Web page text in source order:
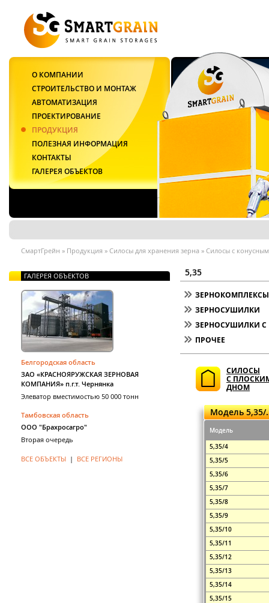
5,35
ЗЕРНОСУШИЛКИ
ЗЕРНОСУШИЛКИ С
ПРОЧЕЕ
СИЛОСЫ
С
ДНОМ
Модель 5,35/
Модель
5,35/4
5,35/5
5,35/6
5,35/7
5,35/8
5,35/9
5,35/10
5,35/11
5,35/12
5,35/13
5,35/14
5,35/15
ГАЛЕРЕЯ ОБЪЕКТОВ
Белгородская область
ЗАО «КРАСНОЯРУЖСКАЯ ЗЕРНОВАЯ
КОМПАНИЯ» п.г.т. Чернянка
Элеватор вместимостью 50 000 тонн
Тамбовская область
ООО "Брахросагро"
Вторая очередь
ВСЕ ОБЪЕКТЫ | ВСЕ РЕГИОНЫ
СмартГрейн » Продукция » Силосы для хранения зерна » Силосы с
О КОМПАНИИ
СТРОИТЕЛЬСТВО И МОНТАЖ
АВТОМАТИЗАЦИЯ
ПРОЕКТИРОВАНИЕ
ПРОДУКЦИЯ
ПОЛЕЗНАЯ ИНФОРМАЦИЯ
КОНТАКТЫ
ГАЛЕРЕЯ ОБЪЕКТОВ